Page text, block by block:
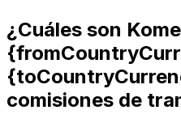
¿Cuáles son
comisiones de